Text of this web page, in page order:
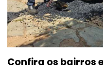
Confira os bairros